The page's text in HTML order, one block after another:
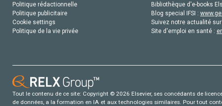
Politique rédactionnelle
Politique publicitaire
Cookie settings
Politique de la vie privée
Bibliothèque d'e-books
Blog special IFSI :
Suivez notre actualité
Site d'emploi en santé :
Tout le contenu de ce site: Copyright © 2026 Elsevier, ses concédants de
de données, a la formation en IA et aux technologies similaires. Pour tout